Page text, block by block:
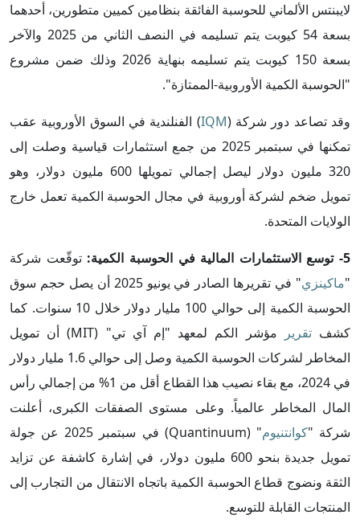
لايبنتس الألماني للحوسبة الفائقة بنظامين كميين متطورين، أحدهما
بسعة 54 كيوبت يتم تسليمه في النصف الثاني من 2025 والآخر
بسعة 150 كيوبت يتم تسليمه بنهاية 2026 وذلك ضمن مشروع
"الحوسبة الكمية الأوروبية-الممتازة".
وقد تصاعد دور شركة (IQM) الفنلندية في السوق الأوروبية عقب
تمكنها في سبتمبر 2025 من جمع استثمارات قياسية وصلت إلى
320 مليون دولار ليصل إجمالي تمويلها 600 مليون دولار، وهو
تمويل ضخم لشركة أوروبية في مجال الحوسبة الكمية تعمل خارج
الولايات المتحدة.
5- توسع الاستثمارات المالية في الحوسبة الكمية:
توقّعت شركة
"ماكينزي
" في تقريرها الصادر في يونيو 2025 أن يصل حجم سوق
الحوسبة الكمية إلى حوالي 100 مليار دولار خلال 10 سنوات. كما
كشفتقرير
مؤشر الكم لمعهد "إم آي تي" (MIT) أن تمويل
المخاطر لشركات الحوسبة الكمية وصل إلى حوالي 1.6 مليار دولار
في 2024، مع بقاء نصيب هذا القطاع أقل من 1% من إجمالي رأس
المال المخاطر عالمياً. وعلى مستوى الصفقات الكبرى، أعلنت
شركة "كوانتنيوم
" (Quantinuum) في سبتمبر 2025 عن جولة
تمويل جديدة بنحو 600 مليون دولار، في إشارة كاشفة عن تزايد
الثقة ونضوج قطاع الحوسبة الكمية باتجاه الانتقال من التجارب إلى
المنتجات القابلة للتوسع.